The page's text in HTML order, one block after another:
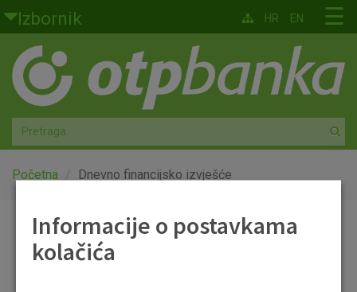
Skoči na glavni sadržaj
Izbornik
Građani
Privatno bankarstvo
Agro
Mala poduzeća i obrtnici
Globalna tržišta
☰
HR EN
Početna Dnevno financijsko izvješće
Dnevno financijsko
Informacije o postavkama
kolačića